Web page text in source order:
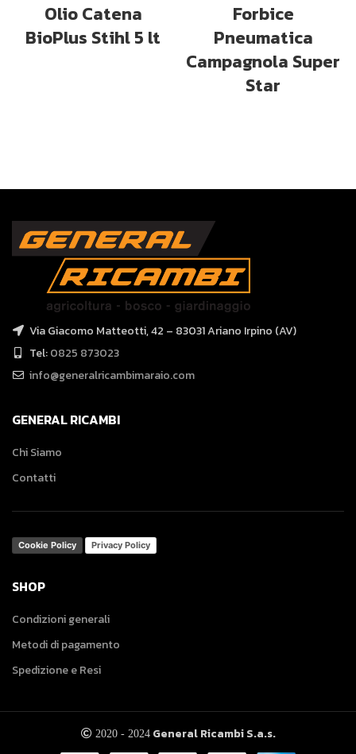
Olio Catena
BioPlus Stihl 5 lt
Forbice
Pneumatica
Campagnola Super
Star
Via Giacomo Matteotti, 42 – 83031 Ariano Irpino (AV)
Tel:0825 873023
info@generalricambimaraio.com
GENERAL RICAMBI
Chi Siamo
Contatti
Cookie Policy Privacy Policy
SHOP
Condizioni generali
Metodi di pagamento
Spedizione e Resi
2020 - 2024 General Ricambi S.a.s.